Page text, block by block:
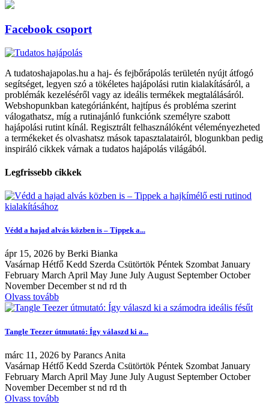
Facebook csoport
A tudatoshajapolas.hu a haj- és fejbőrápolás területén nyújt átfogó
segítséget, legyen szó a tökéletes hajápolási rutin kialakításáról, a
problémák kezeléséről vagy az ideális termékek megtalálásáról.
Webshopunkban kategóriánként, hajtípus és probléma szerint
válogathatsz, míg a rutinajánló funkciónk személyre szabott
hajápolási rutint kínál. Regisztrált felhasználóként véleményezheted
a termékeket és olvashatsz mások tapasztalatairól, blogunkban pedig
inspiráló cikkek várnak a tudatos hajápolás világából.
Legfrissebb cikkek
Védd a hajad alvás közben is – Tippek a...
ápr 15, 2026 by Berki Bianka
Vasárnap Hétfő Kedd Szerda Csütörtök Péntek Szombat January
February March April May June July August September October
November December st nd rd th
Olvass tovább
Tangle Teezer útmutató: Így válaszd ki a...
márc 11, 2026 by Parancs Anita
Vasárnap Hétfő Kedd Szerda Csütörtök Péntek Szombat January
February March April May June July August September October
November December st nd rd th
Olvass tovább